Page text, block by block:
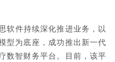
软件持续深化推进业务，以
型为底座，成功推出新一代
智财务平台。目前，该平